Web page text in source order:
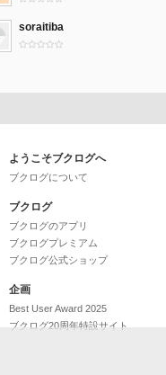
soraitiba
ようこそブクログへ
ブクログについて
ブクログ
ブクログのアプリ
ブクログプレミアム
ブクログ公式ショップ
企画
Best User Award 2025
ブクログ20周年特設サイト